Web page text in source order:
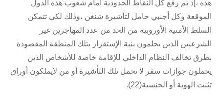
هذه ،إذ تم رفع كل النقاط الحدودية أمام شعوب هذه الدول
الموقعة وكل أجنبي حامل لتأشيرة شنغن ،وذلك لكي تتمكن
السلط الأمنية الأوروبية من الحد من عدد المهاجرين غير
الشرعيين الذين يحلمون بنية الإستقرار بتلك المنطقة المقصودة
بطرق تخالف النظام الداخلي للإقامة خاصة للأشخاص الذين
يحملون جوازات سفر لا تحمل تلك التأشيرة أو من لايملكون أوراق
تثبت الهوية أو الجنسية(22).